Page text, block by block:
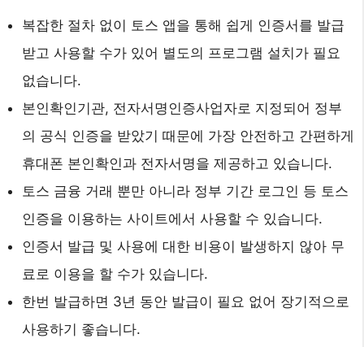
복잡한 절차 없이 토스 앱을 통해 쉽게 인증서를 발급
받고 사용할 수가 있어 별도의 프로그램 설치가 필요
없습니다.
본인확인기관, 전자서명인증사업자로 지정되어 정부
의 공식 인증을 받았기 때문에 가장 안전하고 간편하게
휴대폰 본인확인과 전자서명을 제공하고 있습니다.
토스 금융 거래 뿐만 아니라 정부 기간 로그인 등 토스
인증을 이용하는 사이트에서 사용할 수 있습니다.
인증서 발급 및 사용에 대한 비용이 발생하지 않아 무
료로 이용을 할 수가 있습니다.
한번 발급하면 3년 동안 발급이 필요 없어 장기적으로
사용하기 좋습니다.